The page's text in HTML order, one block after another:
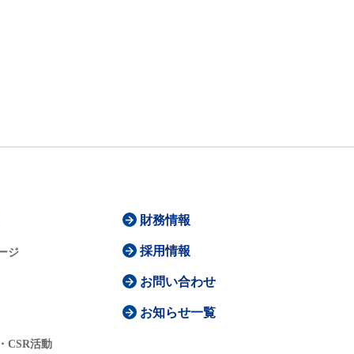
ジ
CSR活動
財務情報
採用情報
お問い合わせ
お知らせ一覧